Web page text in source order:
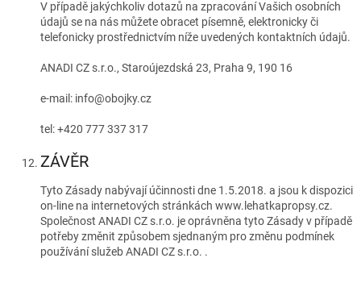
V případě jakýchkoliv dotazů na zpracování Vašich osobních
údajů se na nás můžete obracet písemně, elektronicky či
telefonicky prostřednictvím níže uvedených kontaktních údajů.
ANADI CZ s.r.o., Staroújezdská 23, Praha 9, 190 16
e-mail: info@obojky.cz
tel:+420 777 337 317
ZÁVĚR
Tyto Zásady nabývají účinnosti dne 1.5.2018. a jsou k dispozici
on-line na internetových stránkách www.lehatkapropsy.cz.
Společnost ANADI CZ s.r.o. je oprávněna tyto Zásady v případě
potřeby změnit způsobem sjednaným pro změnu podmínek
používání služeb ANADI CZ s.r.o. .